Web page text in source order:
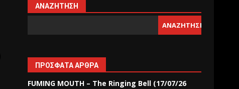
ΑΝΑΖΉΤΗΣΗ
ΑΝΑΖΉΤΗΣΗ
ΠΡΌΣΦΑΤΑ ΆΡΘΡΑ
FUMING MOUTH – The Ringing Bell (17/07/26